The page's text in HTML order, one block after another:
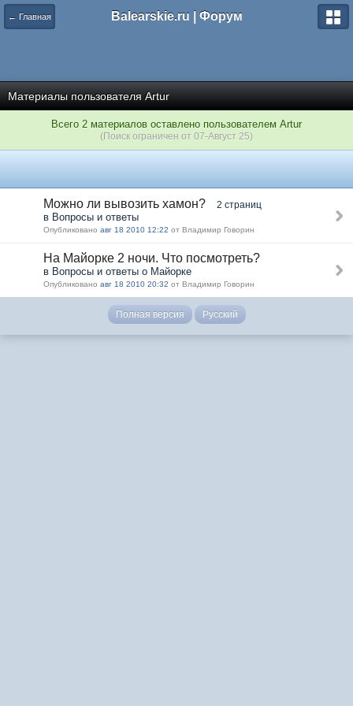
← Главная Balearskie.ru | Форум
Материалы пользователя Artur
Всего 2 материалов оставлено пользователем Artur
(Поиск ограничен от 07-Август 25)
Можно ли вывозить хамон? 2 страниц
в Вопросы и ответы
Опубликовано авг 18 2010 12:22 от Владимир Говорин
На Майорке 2 ночи. Что посмотреть?
в Вопросы и ответы о Майорке
Опубликовано авг 18 2010 20:32 от Владимир Говорин
Полная версия Русский